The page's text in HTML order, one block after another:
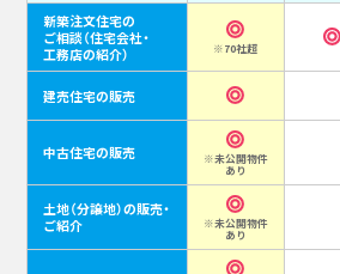
新築注文住宅の
ご相談（住宅会社・
工務店の紹介）
※70社超
建売住宅の販売
中古住宅の販売
※未公開物件
あり
土地（分譲地）の販売・
ご紹介
※未公開物件
あり